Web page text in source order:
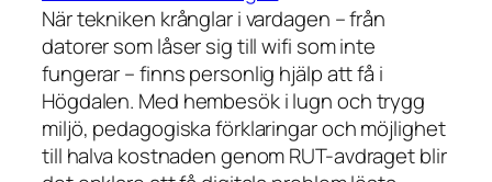
När tekniken krånglar i vardagen – från
datorer som låser sig till wifi som inte
fungerar – finns personlig hjälp att få i
Högdalen. Med hembesök i lugn och trygg
miljö, pedagogiska förklaringar och möjlighet
till halva kostnaden genom RUT-avdraget blir